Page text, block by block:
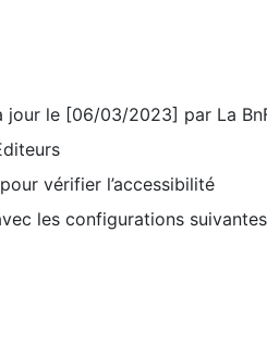
jour le [06/03/2023] par La
vérifier l’accessibilité
les configurations